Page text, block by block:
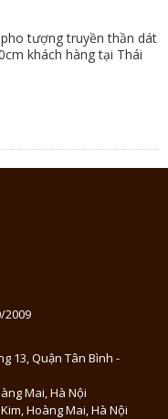
tượng truyền thần dát
khách hàng tại Thái
2009
13, Quận Tân Bình -
Mai, Hà Nội
Hoàng Mai, Hà Nội